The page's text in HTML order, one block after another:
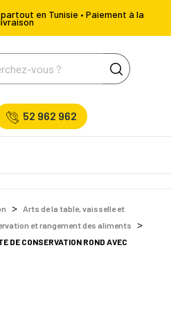
en Tunisie • Paiement à la
52 962 962
Arts de la table, vaisselle et
et rangement des aliments
DE CONSERVATION ROND AVEC